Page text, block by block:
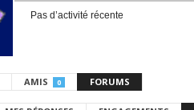
Pas d’activité récente
AMIS 0 FORUMS